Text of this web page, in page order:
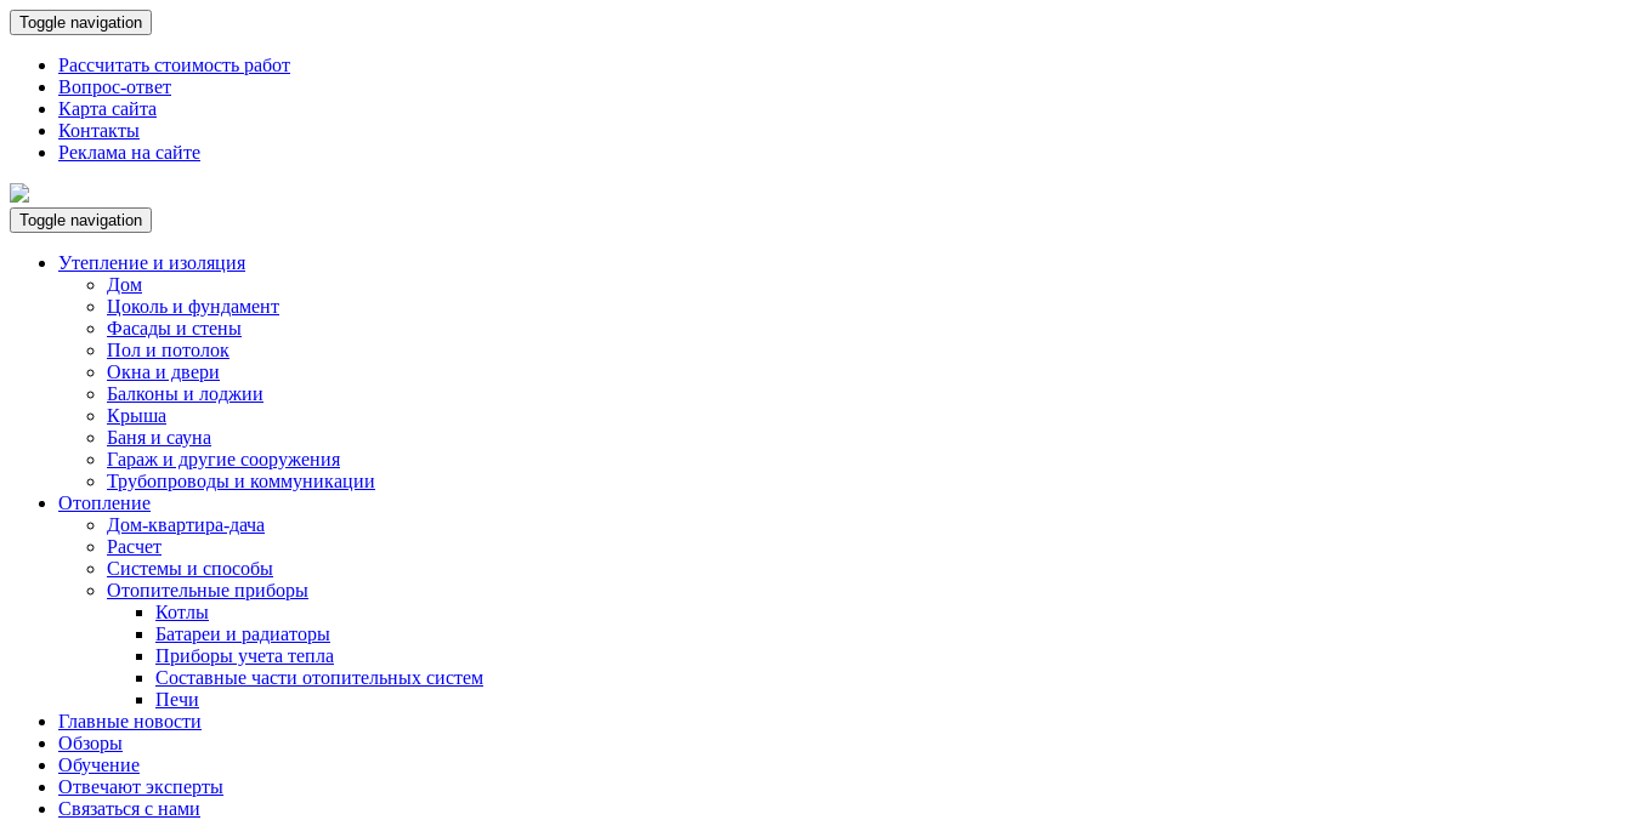
Toggle navigation
Рассчитать стоимость работ
Вопрос-ответ
Карта сайта
Контакты
Реклама на сайте
Toggle navigation
Утепление и изоляция
Дом
Цоколь и фундамент
Фасады и стены
Пол и потолок
Окна и двери
Балконы и лоджии
Крыша
Баня и сауна
Гараж и другие сооружения
Трубопроводы и коммуникации
Отопление
Дом-квартира-дача
Расчет
Системы и способы
Отопительные приборы
Котлы
Батареи и радиаторы
Приборы учета тепла
Составные части отопительных систем
Печи
Главные новости
Обзоры
Обучение
Отвечают эксперты
Связаться с нами